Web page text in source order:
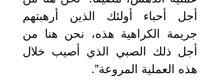
أجل أحباء أولئك الذين أرهبتهم
جريمة الكراهية هذه، نحن هنا من
أجل ذلك الصبي الذي أصيب خلال
هذه العملية المروعة”.